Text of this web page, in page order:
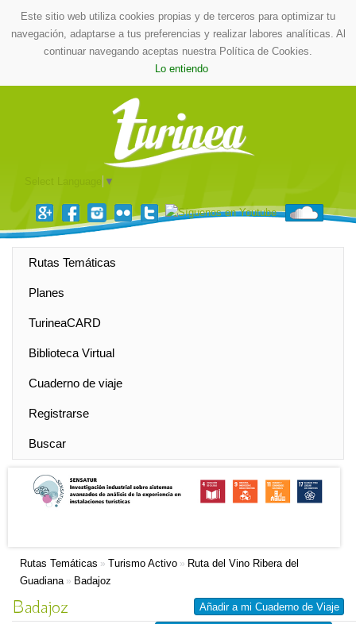
Este sitio web utiliza cookies propias y de terceros para optimizar tu
navegación, adaptarse a tus preferencias y realizar labores analíticas. Al
continuar navegando aceptas nuestra Política de Cookies.
Lo entiendo
▼
Rutas Temáticas
Planes
TurineaCARD
Biblioteca Virtual
Cuaderno de viaje
Registrarse
Buscar
Rutas Temáticas » Turismo Activo » Ruta del Vino Ribera del
Guadiana» Badajoz
Añadir a mi Cuaderno de Viaje
Badajoz